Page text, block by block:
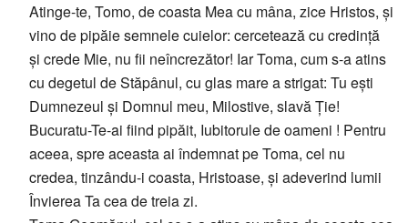
Atinge-te, Tomo, de coasta Mea cu mâna, zice Hristos, și
vino de pipăie semnele cuielor: cercetează cu credință
și crede Mie, nu fii neîncrezător! Iar Toma, cum s-a atins
cu degetul de Stăpânul, cu glas mare a strigat: Tu ești
Dumnezeul și Domnul meu, Milostive, slavă Ție!
Bucuratu-Te-ai fiind pipăit, Iubitorule de oameni ! Pentru
aceea, spre aceasta ai îndemnat pe Toma, cel nu
credea, tinzându-i coasta, Hristoase, și adeverind lumii
Învierea Ta cea de treia zi.